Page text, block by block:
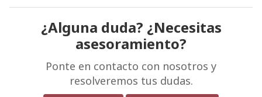
¿Alguna duda? ¿Necesitas
asesoramiento?
Ponte en contacto con nosotros y
resolveremos tus dudas.